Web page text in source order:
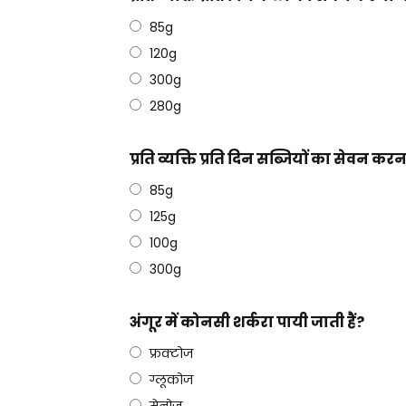
85g
120g
300g
280g
प्रति व्यक्ति प्रति दिन सब्जियों का सेवन
85g
125g
100g
300g
अंगूर में कोनसी शर्करा पायी जाती हैं?
फ्रक्टोज
ग्लूकोज